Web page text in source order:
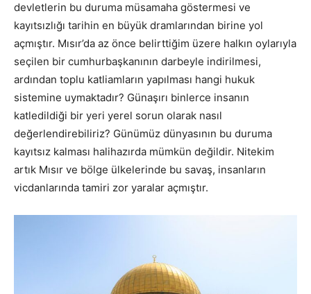
devletlerin bu duruma müsamaha göstermesi ve
kayıtsızlığı tarihin en büyük dramlarından birine yol
açmıştır. Mısır’da az önce belirttiğim üzere halkın oylarıyla
seçilen bir cumhurbaşkanının darbeyle indirilmesi,
ardından toplu katliamların yapılması hangi hukuk
sistemine uymaktadır? Günaşırı binlerce insanın
katledildiği bir yeri yerel sorun olarak nasıl
değerlendirebiliriz? Günümüz dünyasının bu duruma
kayıtsız kalması halihazırda mümkün değildir. Nitekim
artık Mısır ve bölge ülkelerinde bu savaş, insanların
vicdanlarında tamiri zor yaralar açmıştır.